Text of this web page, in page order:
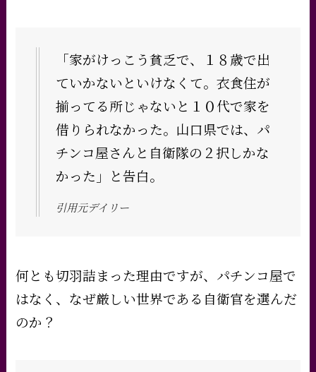
「家がけっこう貧乏で、１８歳で出
ていかないといけなくて。衣食住が
揃ってる所じゃないと１０代で家を
借りられなかった。山口県では、パ
チンコ屋さんと自衛隊の２択しかな
かった」と告白。
引用元デイリー
何とも切羽詰まった理由ですが、パチンコ屋で
はなく、なぜ厳しい世界である自衛官を選んだ
のか？